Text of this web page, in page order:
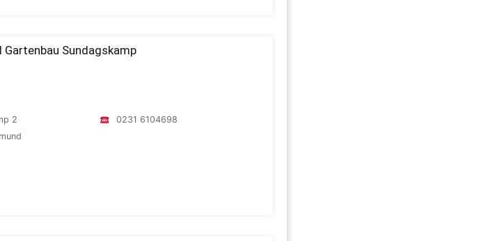
Gartenbau Sundagskamp
2
0231 6104698